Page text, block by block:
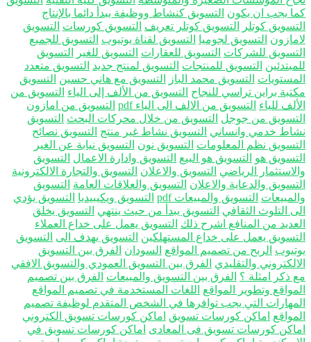
يجب ان يكون التسويق كنشاط ووظيفة يبدأ دائما بالإنتاج
كوتلر التسويق كوتلر تعريف التسويق كورسات التسويق
التسويق لجوميا التسويق لقناة يوتيوب التسويق للجميع
للشركات التسويق للعقارات التسويق للغير التسويق
التسويق للمنتجات التسويق لمنتج جديد التسويق متعدد
التسويق محمد الباز التسويق مع هاني حسين التسويق
براين تراسي للنجاح التسويق من الألف إلى الياء التسويق من
للياء التسويق من الالف الى الياء pdf
التسويق من امازون
من جوجل التسويق من خلال محركات البحث التسويق
خدمي وانساني التسويق نشاط غير منتج التسويق نصائح
نظم المعلومات التسويق نون التسويق نيابة عن الغير
هو التسويق هو البيع التسويق وادارة الاعمال التسويق
الرياضي التسويق والاعلان التسويق والتجارة الالكترونية
والدعاية والاعلان التسويق والعلاقات العامة التسويق
التسويق والمبيعات pdf التسويق ويكيبيديا التسويق يؤدي
التلوث الثقافي التسويق يبدأ من حيث ينتهي التسويق يخلق
من المنافع اشرح ذلك التسويق يعمل على خداع العملاء
يعمل على خداع المستهلكين التسويق يهدف الى التسويق
الربح من تصميم المواقع السودان الفرق بين التسويق
والتقليدي الفرق بين التسويق العمودي والتسويق الافقي
ذكر امثلة ؟ الفرق بين التسويق والمبيعات الفرق بين تصميم
وتطوير المواقع اللغات المستخدمة في تصميم المواقع
التي يجب توافرها في الشخص المتقدم لوظيفة تصميم
اماكن كورسات تسويق اماكن كورسات تسويق الكتروني
كورسات تسويق فى المعادى اماكن كورسات تسويق في